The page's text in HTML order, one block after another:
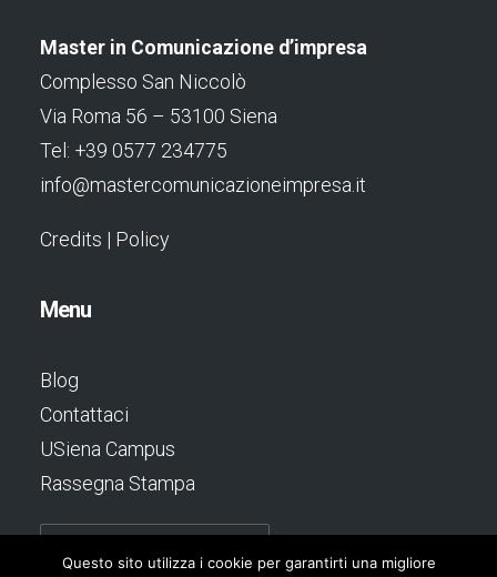
Master in Comunicazione d’impresa
Complesso San Niccolò
Via Roma 56 – 53100 Siena
Tel: +39 0577 234775
info@mastercomunicazioneimpresa.it
Credits | Policy
Menu
Blog
Contattaci
USiena Campus
Rassegna Stampa
Questo sito utilizza i cookie per garantirti una migliore